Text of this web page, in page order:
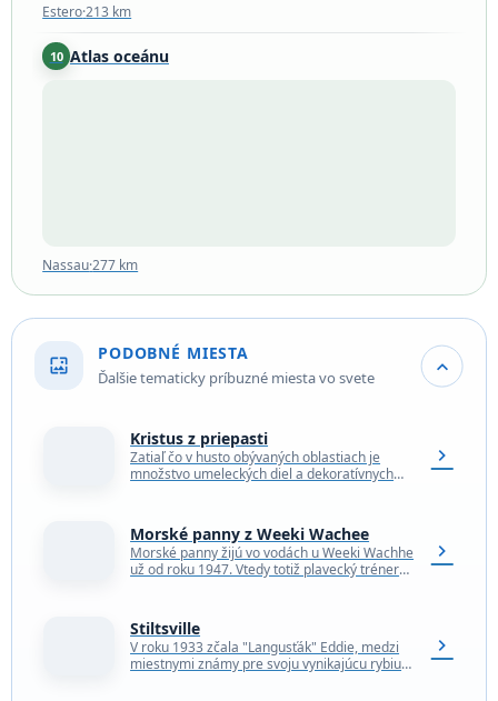
Estero·213 km
10 Atlas oceánu
Nassau·277 km
wallpaper
PODOBNÉ MIESTA
Ďalšie tematicky príbuzné miesta vo svete expand_more
Kristus z priepasti
Zatiaľ čo v husto obývaných oblastiach je
množstvo umeleckých diel a dekoratívnych
chevron_right
Morské panny z Weeki Wachee
Morské panny žijú vo vodách u Weeki Wachhe
už od roku 1947. Vtedy totiž plavecký tréner
chevron_right
Stiltsville
V roku 1933 zčala "Langusťák" Eddie, medzi
miestnymi známy pre svoju vynikajúcu rybiu
chevron_right